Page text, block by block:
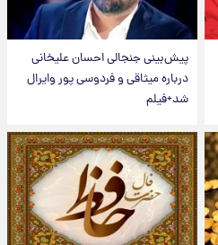
پیش‌بینی جنجالی احسان علیخانی
درباره میثاقی و فردوسی پور وایرال
شد+فیلم